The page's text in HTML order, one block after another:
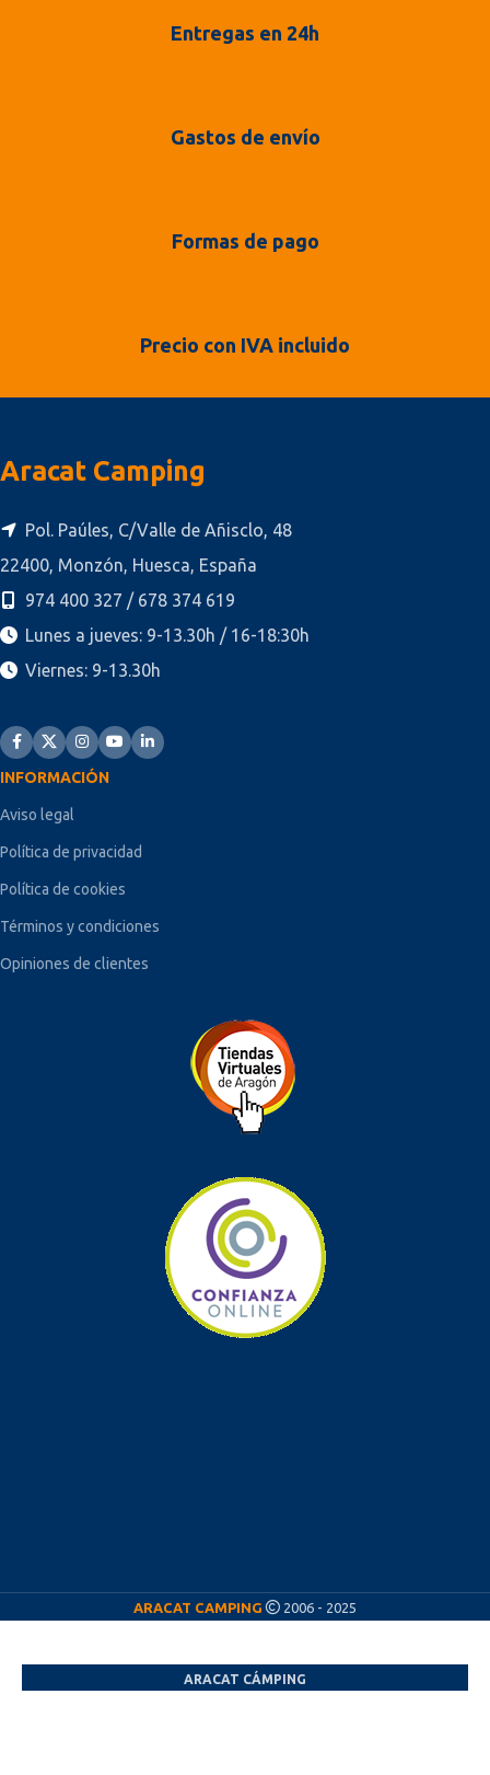
Entregas en 24h
Gastos de envío
Formas de pago
Precio con IVA incluido
Aracat Camping
Pol. Paúles, C/Valle de Añisclo, 48
22400, Monzón, Huesca, España
974 400 327 / 678 374 619
Lunes a jueves: 9-13.30h / 16-18:30h
Viernes: 9-13.30h
INFORMACIÓN
Aviso legal
Política de privacidad
Política de cookies
Términos y condiciones
Opiniones de clientes
ARACAT CAMPING 2006 - 2025
ARACAT CÁMPING